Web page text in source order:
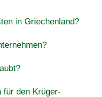
in Griechenland?
für den Krüger-